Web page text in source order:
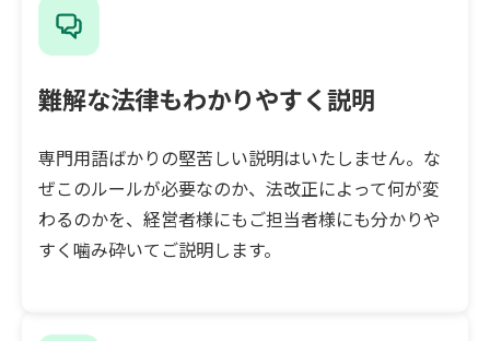
難解な法律もわかりやすく説明
専門用語ばかりの堅苦しい説明はいたしません。な
ぜこのルールが必要なのか、法改正によって何が変
わるのかを、経営者様にもご担当者様にも分かりや
すく噛み砕いてご説明します。